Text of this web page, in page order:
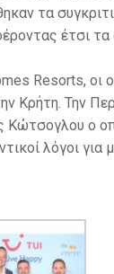
τα
έτσι
Resorts, οι
Κρήτη. Την
Κώτσογλου ο
λόγοι για